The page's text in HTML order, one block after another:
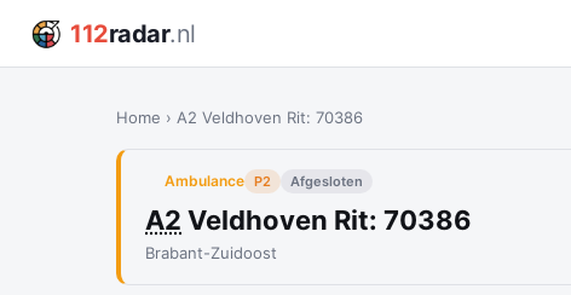
112radar.nl
Home › A2 Veldhoven Rit: 70386
Ambulance P2 Afgesloten
A2 Veldhoven Rit: 70386
Brabant-Zuidoost